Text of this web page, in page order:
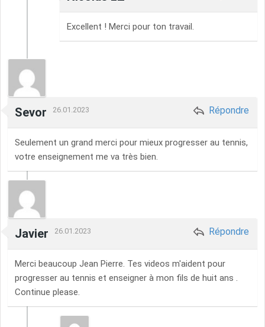
Excellent ! Merci pour ton travail.
Sevor 26.01.2023 Répondre
Seulement un grand merci pour mieux progresser au tennis,
votre enseignement me va très bien.
Javier 26.01.2023 Répondre
Merci beaucoup Jean Pierre. Tes videos m'aident pour
progresser au tennis et enseigner à mon fils de huit ans .
Continue please.